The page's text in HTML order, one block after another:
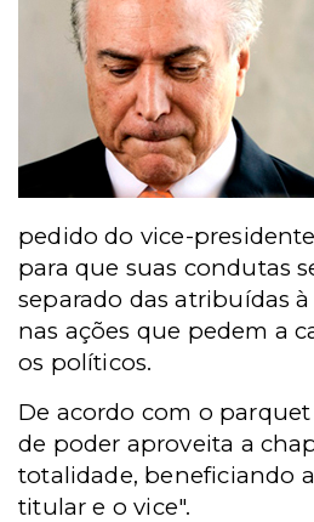
pedido do vice-presidente
para que suas condutas
separado das atribuídas
nas ações que pedem a
os políticos.
De acordo com o
de poder aproveita a
totalidade, beneficiando
titular e o vice".